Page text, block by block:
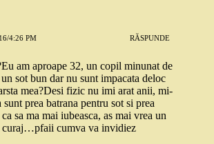
4:26 PM RĂSPUNDE
am aproape 32, un copil minunat de
sot bun dar nu sunt impacata deloc
mea?Desi fizic nu imi arat anii, mi-
prea batrana pentru sot si prea
sa ma mai iubeasca, as mai vrea un
curaj…pfaii cumva va invidiez